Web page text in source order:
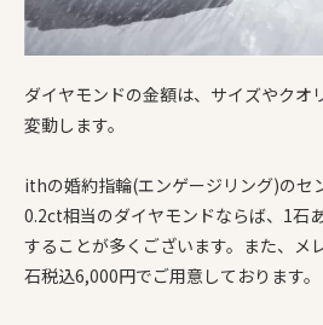
ダイヤモンドの金額は、サイズやクオ
変動します。
ithの婚約指輪(エンゲージリング)のセ
0.2ct相当のダイヤモンドならば、1石
することが多くございます。また、メ
石税込6,000円でご用意しております。